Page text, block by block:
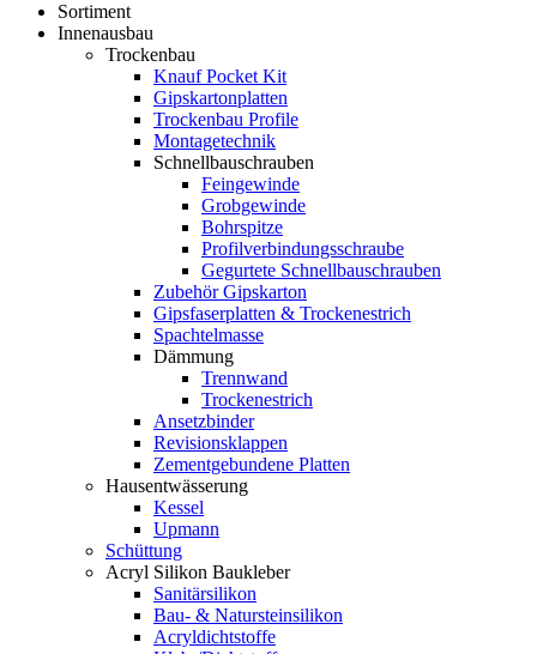
Sortiment
Innenausbau
Trockenbau
Knauf Pocket Kit
Gipskartonplatten
Trockenbau Profile
Montagetechnik
Schnellbauschrauben
Feingewinde
Grobgewinde
Bohrspitze
Profilverbindungsschraube
Gegurtete Schnellbauschrauben
Zubehör Gipskarton
Gipsfaserplatten & Trockenestrich
Spachtelmasse
Dämmung
Trennwand
Trockenestrich
Ansetzbinder
Revisionsklappen
Zementgebundene Platten
Hausentwässerung
Kessel
Upmann
Schüttung
Acryl Silikon Baukleber
Sanitärsilikon
Bau- & Natursteinsilikon
Acryldichtstoffe